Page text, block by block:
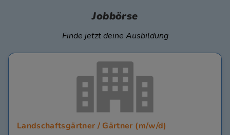
Jobbörse
Finde jetzt deine Ausbildung
Landschaftsgärtner / Gärtner (m/w/d)